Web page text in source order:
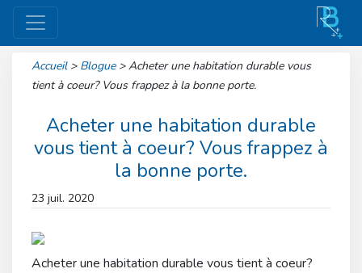
Accueil > Blogue >Acheter une habitation durable vous
tient à coeur? Vous frappez à la bonne porte.
Acheter une habitation durable
vous tient à coeur? Vous frappez à
la bonne porte.
23 juil. 2020
Acheter une habitation durable vous tient à coeur?